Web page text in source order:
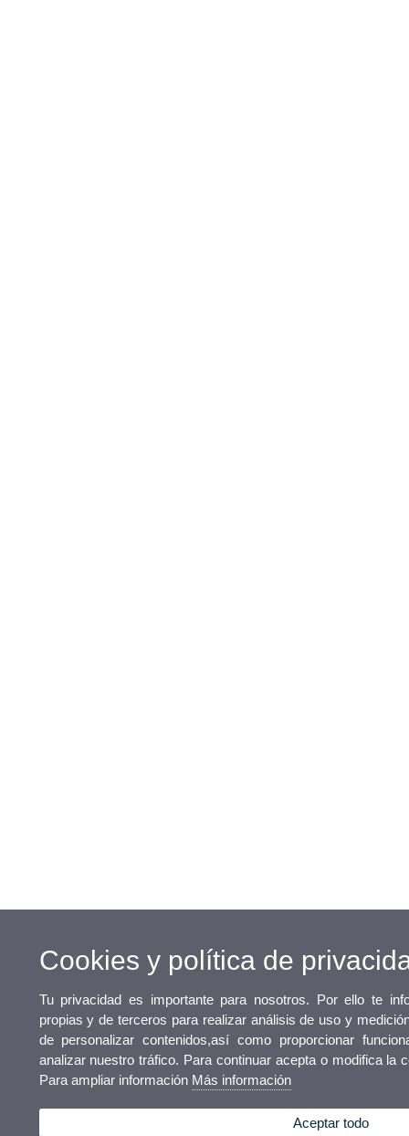
Cookies y política de
Tu privacidad es importante para nosotros. Por ello te
propias y de terceros para realizar análisis de uso y
de personalizar contenidos,así como proporcionar
analizar nuestro tráfico. Para continuar acepta o modifica la
Para ampliar información Más información
Aceptar todo